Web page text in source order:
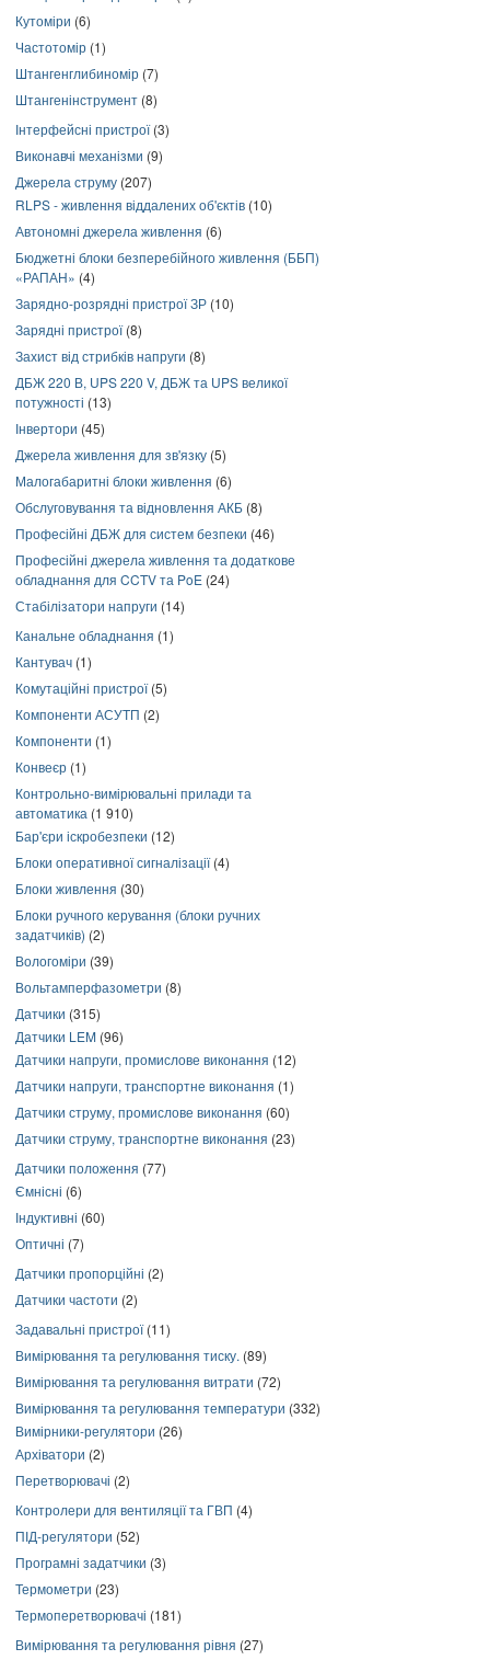
Кутоміри (6)
Частотомір (1)
Штангенглибиномір (7)
Штангенінструмент (8)
Інтерфейсні пристрої(3)
Виконавчі механізми (9)
Джерела струму (207)
RLPS - живлення віддалених об'єктів (10)
Автономні джерела живлення (6)
Бюджетні блоки безперебійного живлення (ББП)
«РАПАН» (4)
Зарядно-розрядні пристрої ЗР (10)
Зарядні пристрої(8)
Захист від стрибків напруги (8)
ДБЖ 220 В, UPS 220 V, ДБЖ та UPS великої
потужності (13)
Інвертори (45)
Джерела живлення для зв'язку (5)
Малогабаритні блоки живлення (6)
Обслуговування та відновлення АКБ (8)
Професійні ДБЖ для систем безпеки (46)
Професійні джерела живлення та додаткове
обладнання для CCTV та PoE (24)
Стабілізатори напруги (14)
Канальне обладнання (1)
Кантувач (1)
Комутаційні пристрої(5)
Компоненти АСУТП (2)
Компоненти (1)
Конвеєр (1)
Контрольно-вимірювальні прилади та
автоматика (1 910)
Бар'єри іскробезпеки (12)
Блоки оперативної сигналізації(4)
Блоки живлення (30)
Блоки ручного керування (блоки ручних
задатчиків) (2)
Вологоміри (39)
Вольтамперфазометри (8)
Датчики (315)
Датчики LEM (96)
Датчики напруги, промислове виконання (12)
Датчики напруги, транспортне виконання (1)
Датчики струму, промислове виконання (60)
Датчики струму, транспортне виконання (23)
Датчики положення (77)
Ємнісні (6)
Індуктивні (60)
Оптичні (7)
Датчики пропорційні (2)
Датчики частоти (2)
Задавальні пристрої(11)
Вимірювання та регулювання тиску. (89)
Вимірювання та регулювання витрати (72)
Вимірювання та регулювання температури (332)
Вимірники-регулятори (26)
Архіватори (2)
Перетворювачі (2)
Контролери для вентиляції та ГВП (4)
ПІД-регулятори (52)
Програмні задатчики (3)
Термометри (23)
Термоперетворювачі (181)
Вимірювання та регулювання рівня (27)